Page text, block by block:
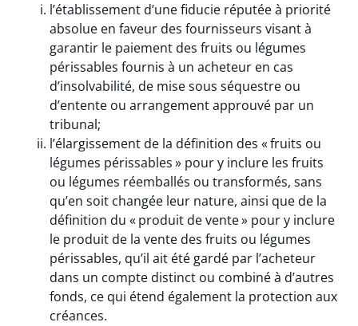
l’établissement d’une fiducie réputée à priorité
absolue en faveur des fournisseurs visant à
garantir le paiement des fruits ou légumes
périssables fournis à un acheteur en cas
d’insolvabilité, de mise sous séquestre ou
d’entente ou arrangement approuvé par un
tribunal;
l’élargissement de la définition des « fruits ou
légumes périssables » pour y inclure les fruits
ou légumes réemballés ou transformés, sans
qu’en soit changée leur nature, ainsi que de la
définition du « produit de vente » pour y inclure
le produit de la vente des fruits ou légumes
périssables, qu’il ait été gardé par l’acheteur
dans un compte distinct ou combiné à d’autres
fonds, ce qui étend également la protection aux
créances.